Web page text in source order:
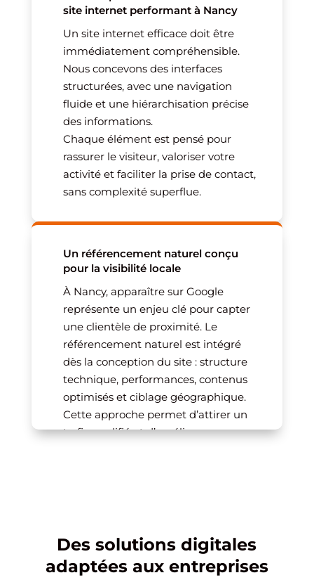
site internet performant à Nancy
Un site internet efficace doit être
immédiatement compréhensible.
Nous concevons des interfaces
structurées, avec une navigation
fluide et une hiérarchisation précise
des informations.
Chaque élément est pensé pour
rassurer le visiteur, valoriser votre
activité et faciliter la prise de contact,
sans complexité superflue.
Un référencement naturel conçu
pour la visibilité locale
À Nancy, apparaître sur Google
représente un enjeu clé pour capter
une clientèle de proximité. Le
référencement naturel est intégré
dès la conception du site : structure
technique, performances, contenus
optimisés et ciblage géographique.
Cette approche permet d’attirer un
trafic qualifié et d’améliorer
Des solutions digitales
adaptées aux entreprises